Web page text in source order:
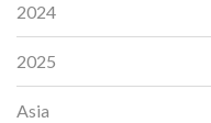
2024
2025
Asia